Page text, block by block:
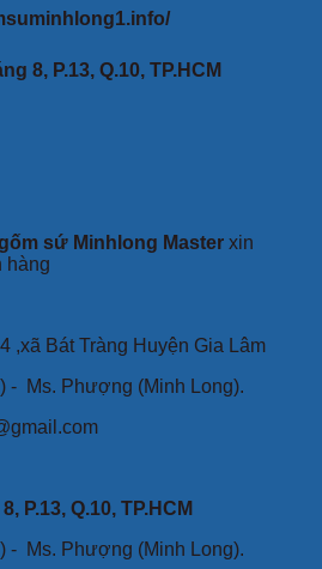
8, P.13, Q.10, TP.HCM
sứ Minhlong Master xin
hàng
,xã Bát Tràng Huyện Gia Lâm
- Ms. Phượng (Minh Long).
P.13, Q.10, TP.HCM
- Ms. Phượng (Minh Long).